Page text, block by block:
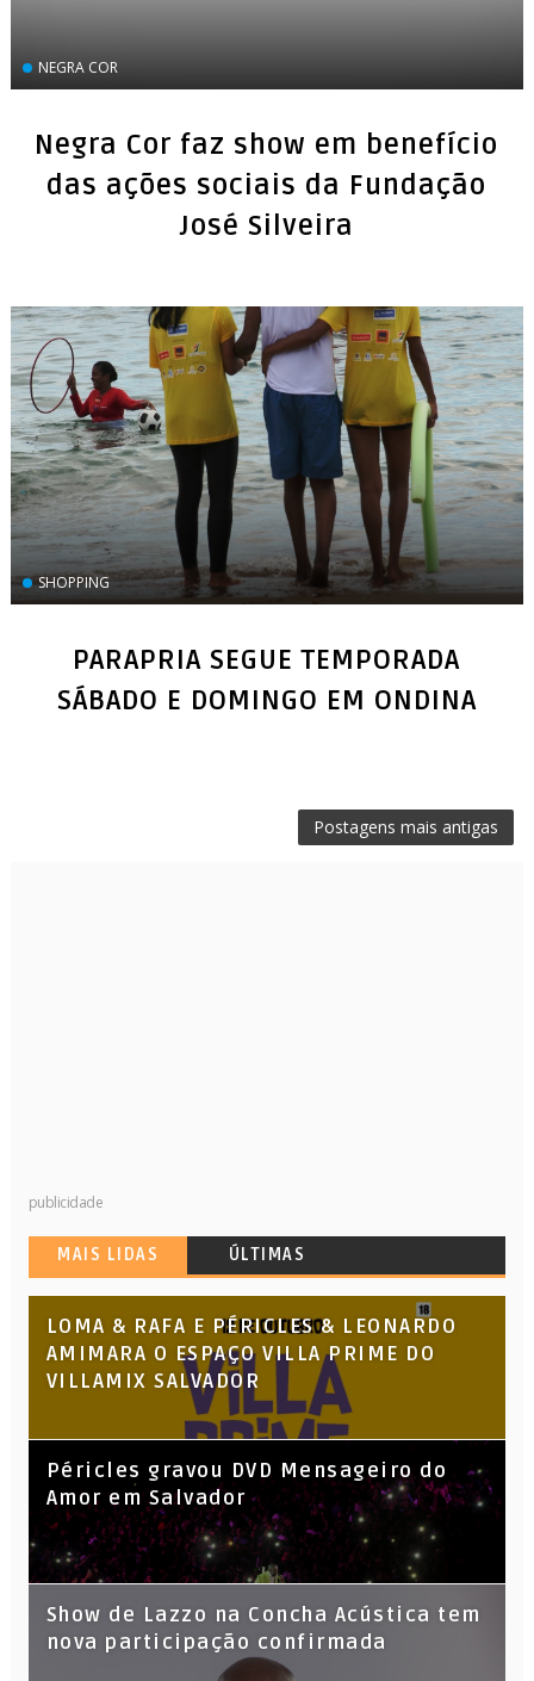
NEGRA COR
Negra Cor faz show em benefício
das ações sociais da Fundação
SHOPPING
PARAPRIA SEGUE TEMPORADA
SÁBADO E DOMINGO EM ONDINA‏
Postagens mais antigas
publicidade
MAIS LIDAS ÚLTIMAS
LOMA & RAFA E PÉRICLES & LEONARDO
AMIMARA O ESPAÇO VILLA PRIME DO
VILLAMIX SALVADOR
Péricles gravou DVD Mensageiro do
Amor em Salvador
Show de Lazzo na Concha Acústica tem
nova participação confirmada